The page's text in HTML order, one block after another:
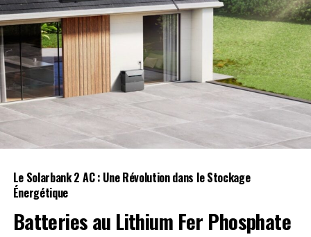
Le Solarbank 2 AC : Une Révolution dans le Stockage
Énergétique
Batteries au Lithium Fer Phosphate